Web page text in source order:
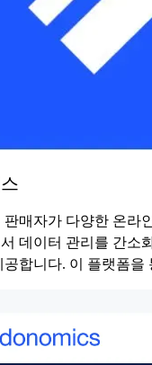
판매자가 다양한 온
데이터 관리를 간소
공합니다. 이 플랫폼